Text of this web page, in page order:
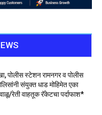
पोलीस स्टेशन रामनगर व पोलीस
संयुक्त धाड मोहिमेत एका
रेती वाहतूक रॅकेटचा पर्दाफाश*